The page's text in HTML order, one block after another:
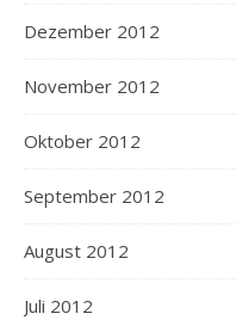
Dezember 2012
November 2012
Oktober 2012
September 2012
August 2012
Juli 2012